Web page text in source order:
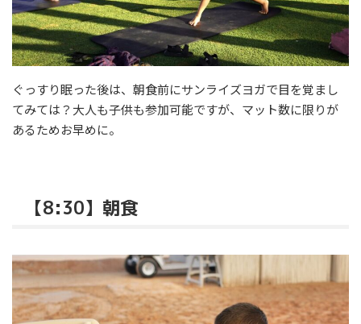
ぐっすり眠った後は、朝食前にサンライズヨガで目を覚まし
てみては？大人も子供も参加可能ですが、マット数に限りが
あるためお早めに。
【8:30】朝食